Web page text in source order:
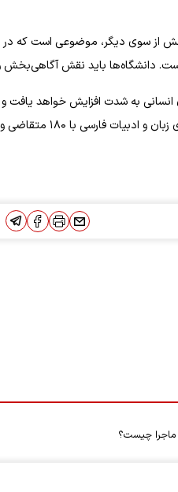
از سوی دیگر، موضوعی است که در
دانشگاه‌ها باید نقش آگاهی‌بخش و
انسانی به شدت افزایش خواهد
ماجرا چیست؟